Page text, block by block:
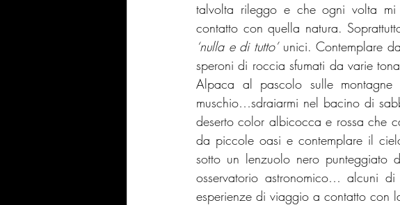
talvolta rileggo e che ogni volta mi
‘nulla e di tutto’ unici. Contemplare
speroni di roccia sfumati da varie
Alpaca al pascolo sulle
muschio…sdraiarmi nel bacino di
deserto color albicocca e rossa che
da piccole oasi e contemplare il
sotto un lenzuolo nero punteggiato
osservatorio astronomico… alcuni
esperienze di viaggio a contatto con